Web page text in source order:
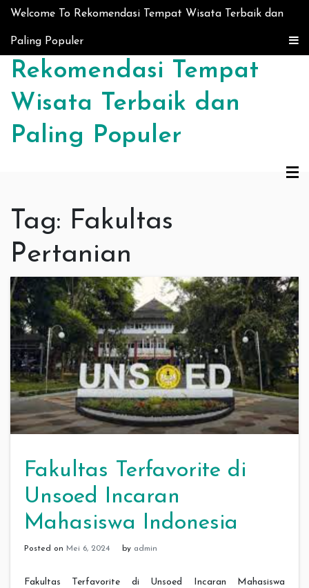
Skip to content
Welcome To Rekomendasi Tempat Wisata Terbaik dan
Paling Populer
Rekomendasi Tempat
Wisata Terbaik dan
Paling Populer
Tag: Fakultas
Pertanian
Fakultas Terfavorite di
Unsoed Incaran
Mahasiswa Indonesia
Posted on Mei 6, 2024 by admin
Fakultas Terfavorite di Unsoed Incaran Mahasiswa